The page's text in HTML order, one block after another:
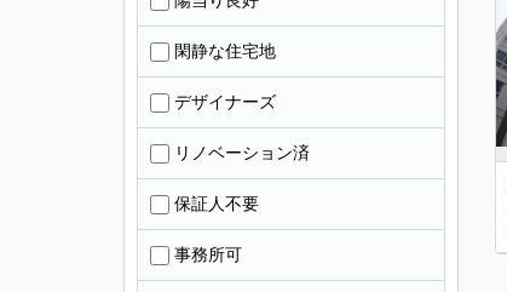
閑静な住宅地
デザイナーズ
リノベーション済
保証人不要
事務所可